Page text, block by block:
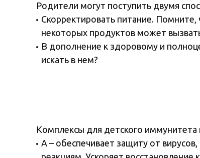
Родители могут поступить двумя
Скорректировать питание.
некоторых продуктов может
В дополнение к здоровому и
искать в нем?
Комплексы для детского
А – обеспечивает защиту от